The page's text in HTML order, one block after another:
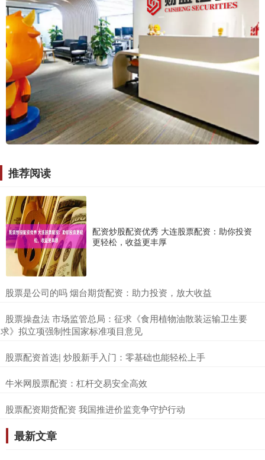
推荐阅读
配资炒股配资优秀 大连股票配资：助你投资
更轻松，收益更丰厚
​股票是公司的吗 烟台期货配资：助力投资，放大收益
​股票操盘法 市场监管总局：征求《食用植物油散装运输卫生要
求》拟立项强制性国家标准项目意见
​股票配资首选| 炒股新手入门：零基础也能轻松上手
​牛米网股票配资：杠杆交易安全高效
​股票配资期货配资 我国推进价监竞争守护行动
最新文章